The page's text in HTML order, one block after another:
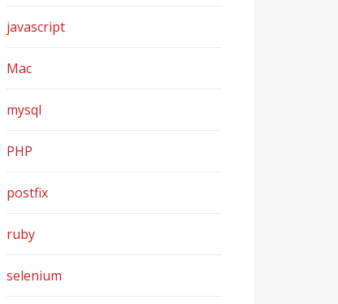
javascript
Mac
mysql
PHP
postfix
ruby
selenium